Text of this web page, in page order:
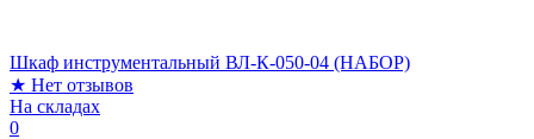
Шкаф инструментальный ВЛ-К-050-04 (НАБОР)
★ Нет отзывов
На складах
0